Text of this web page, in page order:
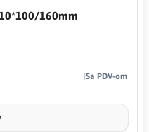
10*100/160mm
Sa PDV-om